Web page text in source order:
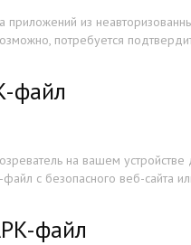
приложений из
потребуется
файл
на вашем
с безопасного веб-сайта
файл